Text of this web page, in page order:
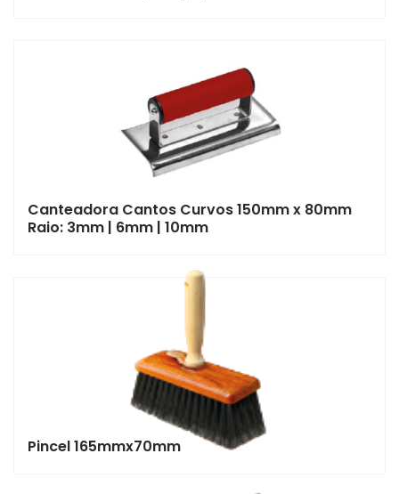
Canteadora Cantos Curvos 150mm x 80mm
Raio: 3mm | 6mm | 10mm
Pincel 165mmx70mm